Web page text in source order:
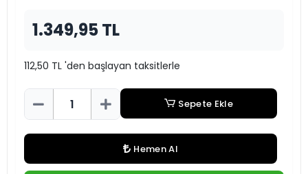
1.349,95 TL
112,50 TL 'den başlayan taksitlerle
Sepete Ekle
Hemen Al